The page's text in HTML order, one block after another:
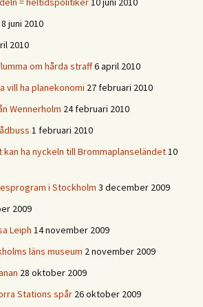
8 juni 2010
2010
om hårda straff6 april 2010
vill ha planekonomi 27 februari 2010
Wennerholm 24 februari 2010
1 februari 2010
ha nyckeln till Brommaplanseländet10
i Stockholm 3 december 2009
2009
Leiph 14 november 2009
läns museum 2 november 2009
28 oktober 2009
Stations spår 26 oktober 2009